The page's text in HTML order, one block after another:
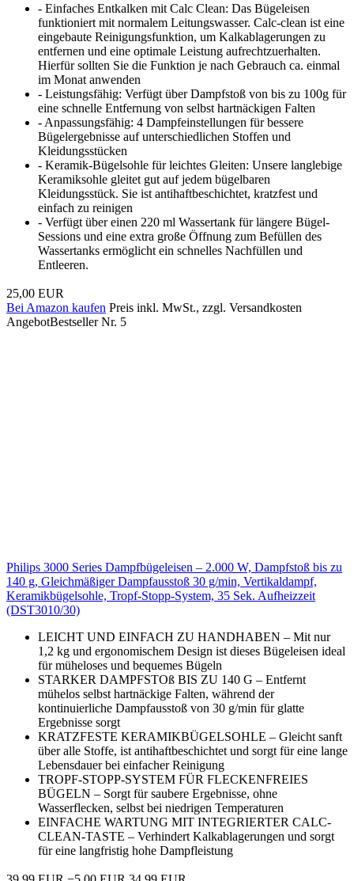
- Einfaches Entkalken mit Calc Clean: Das Bügeleisen
funktioniert mit normalem Leitungswasser. Calc-clean ist eine
eingebaute Reinigungsfunktion, um Kalkablagerungen zu
entfernen und eine optimale Leistung aufrechtzuerhalten.
Hierfür sollten Sie die Funktion je nach Gebrauch ca. einmal
im Monat anwenden
- Leistungsfähig: Verfügt über Dampfstoß von bis zu 100g für
eine schnelle Entfernung von selbst hartnäckigen Falten
- Anpassungsfähig: 4 Dampfeinstellungen für bessere
Bügelergebnisse auf unterschiedlichen Stoffen und
Kleidungsstücken
- Keramik-Bügelsohle für leichtes Gleiten: Unsere langlebige
Keramiksohle gleitet gut auf jedem bügelbaren
Kleidungsstück. Sie ist antihaftbeschichtet, kratzfest und
einfach zu reinigen
- Verfügt über einen 220 ml Wassertank für längere Bügel-
Sessions und eine extra große Öffnung zum Befüllen des
Wassertanks ermöglicht ein schnelles Nachfüllen und
Entleeren.
25,00 EUR
Bei Amazon kaufen Preis inkl. MwSt., zzgl. Versandkosten
AngebotBestseller Nr. 5
Philips 3000 Series Dampfbügeleisen – 2.000 W, Dampfstoß bis zu
140 g, Gleichmäßiger Dampfausstoß 30 g/min, Vertikaldampf,
Keramikbügelsohle, Tropf-Stopp-System, 35 Sek. Aufheizzeit
(DST3010/30)
LEICHT UND EINFACH ZU HANDHABEN – Mit nur
1,2 kg und ergonomischem Design ist dieses Bügeleisen ideal
für müheloses und bequemes Bügeln
STARKER DAMPFSTOß BIS ZU 140 G – Entfernt
mühelos selbst hartnäckige Falten, während der
kontinuierliche Dampfausstoß von 30 g/min für glatte
Ergebnisse sorgt
KRATZFESTE KERAMIKBÜGELSOHLE – Gleicht sanft
über alle Stoffe, ist antihaftbeschichtet und sorgt für eine lange
Lebensdauer bei einfacher Reinigung
TROPF-STOPP-SYSTEM FÜR FLECKENFREIES
BÜGELN – Sorgt für saubere Ergebnisse, ohne
Wasserflecken, selbst bei niedrigen Temperaturen
EINFACHE WARTUNG MIT INTEGRIERTER CALC-
CLEAN-TASTE – Verhindert Kalkablagerungen und sorgt
für eine langfristig hohe Dampfleistung